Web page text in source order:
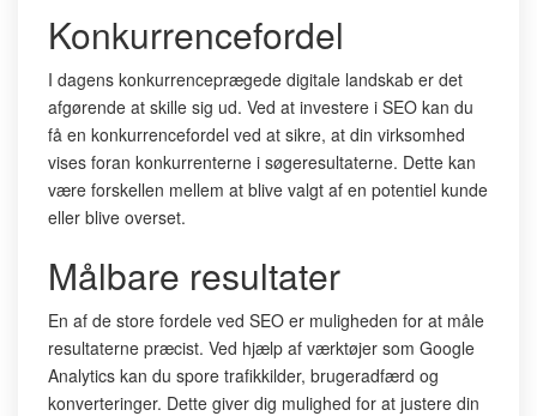
Konkurrencefordel
I dagens konkurrenceprægede digitale landskab er det
afgørende at skille sig ud. Ved at investere i SEO kan du
få en konkurrencefordel ved at sikre, at din virksomhed
vises foran konkurrenterne i søgeresultaterne. Dette kan
være forskellen mellem at blive valgt af en potentiel kunde
eller blive overset.
Målbare resultater
En af de store fordele ved SEO er muligheden for at måle
resultaterne præcist. Ved hjælp af værktøjer som Google
Analytics kan du spore trafikkilder, brugeradfærd og
konverteringer. Dette giver dig mulighed for at justere din